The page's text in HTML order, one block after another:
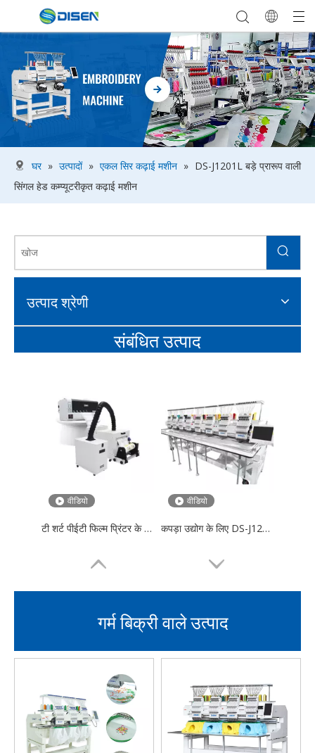
घर » उत्पादों » एकल सिर कढ़ाई मशीन » DS-J1201L बड़े प्रारूप वाली
सिंगल हेड कम्प्यूटरीकृत कढ़ाई मशीन
उत्पाद श्रेणी
संबंधित उत्पाद
वीडियो
टी शर्ट पीईटी फिल्म प्रिंटर के लिए 2 प्रिंट हेड के साथ डीएस-वाईडी 30 सेमी डीटीएफ ट्रांसफर शीट
वीडियो
कपड़ा उद्योग के लिए DS-J1208 आठ हेड फिनिश्ड गारमेंट कढ़ाई मशीन मल्टी-हेड कढ़ाई मशीन
फैक्ट्री के लिए DS-J1201M स्वचालित लेबल सिंगल हेड कढ़ाई मशीन
गर्म बिक्री वाले उत्पाद